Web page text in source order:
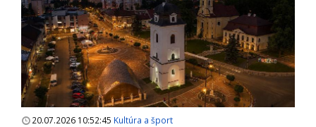
20.07.2026 10:52:45 Kultúra a šport